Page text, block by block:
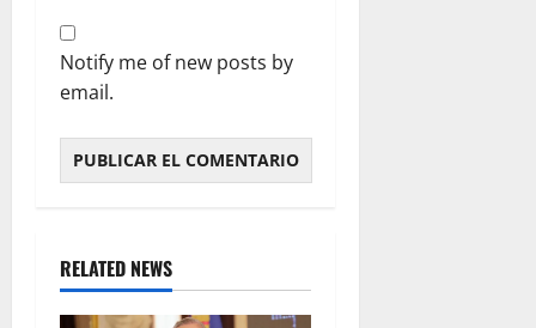
Notify me of new posts by
email.
RELATED NEWS